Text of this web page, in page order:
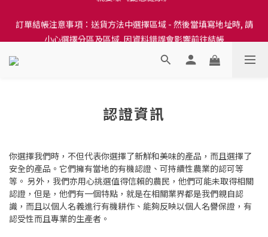
小心選擇分區及區域, 因資料錯誤會影響前往結帳
小心選擇分區及區域, 因資料錯誤會影響前往結帳
隆重推出本地培育田香雞、金棠雞、粵皇鷄及平原雞等，想食靚雞
小心選擇分區及區域, 因資料錯誤會影響前往結帳
認證資訊
你選擇我們時，不但代表你選擇了新觧和美味的產品，而且選擇了
安全的產品。它們擁有當地的有機認證、可持續性農業的認可等
等。 另外，我們亦用心挑選值得信賴的農民，他們可能未取得相關
認證，但是，他們有一個特點，就是在相關業界都是我們親自認
識，而且以個人名義進行有機耕作、能夠反映以個人名譽保證，有
認受性而且專業的生產者。